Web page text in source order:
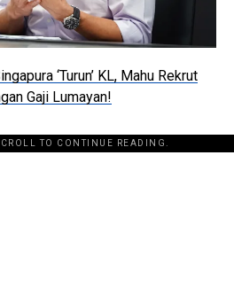
‘Turun’ KL, Mahu Rekrut
Gaji Lumayan!
TO CONTINUE READING.